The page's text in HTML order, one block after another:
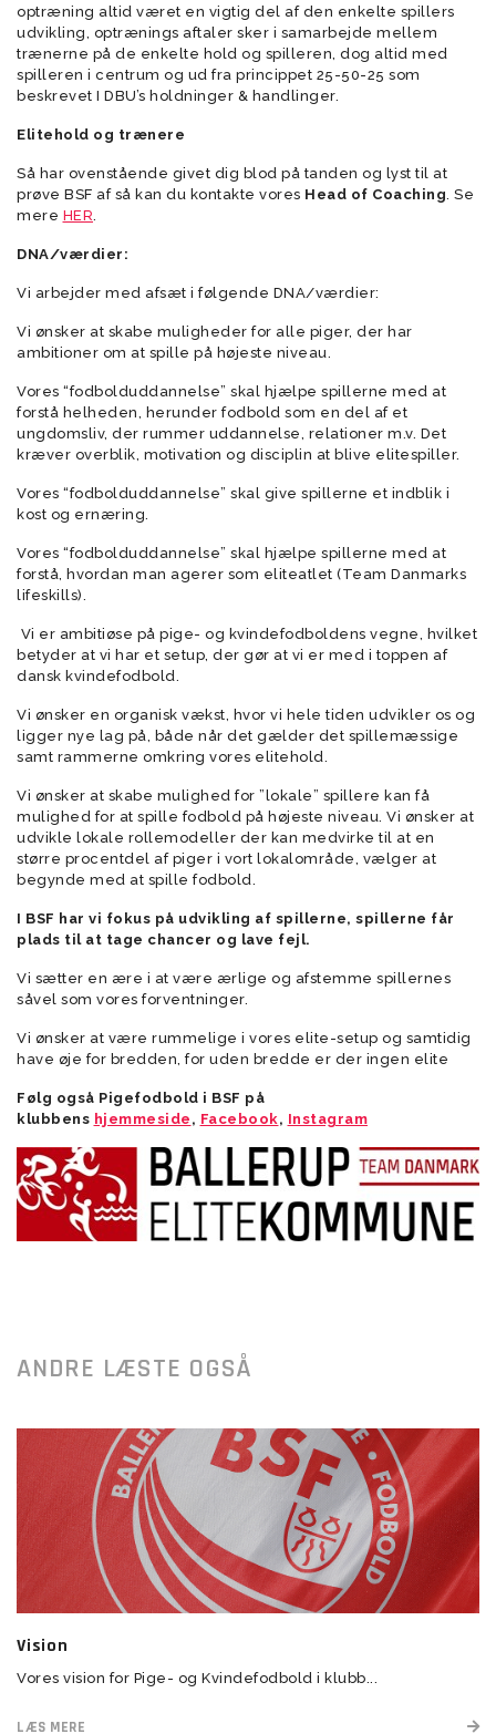
optræning altid været en vigtig del af den enkelte spillers
udvikling, optrænings aftaler sker i samarbejde mellem
trænerne på de enkelte hold og spilleren, dog altid med
spilleren i centrum og ud fra princippet 25-50-25 som
beskrevet I DBU’s holdninger & handlinger.
Elitehold og trænere
Så har ovenstående givet dig blod på tanden og lyst til at
prøve BSF af så kan du kontakte vores Head of Coaching. Se
mere HER.
DNA/værdier:
Vi arbejder med afsæt i følgende DNA/værdier:
Vi ønsker at skabe muligheder for alle piger, der har
ambitioner om at spille på højeste niveau.
Vores “fodbolduddannelse” skal hjælpe spillerne med at
forstå helheden, herunder fodbold som en del af et
ungdomsliv, der rummer uddannelse, relationer m.v. Det
kræver overblik, motivation og disciplin at blive elitespiller.
Vores “fodbolduddannelse” skal give spillerne et indblik i
kost og ernæring.
Vores “fodbolduddannelse” skal hjælpe spillerne med at
forstå, hvordan man agerer som eliteatlet (Team Danmarks
lifeskills).
Vi er ambitiøse på pige- og kvindefodboldens vegne, hvilket
betyder at vi har et setup, der gør at vi er med i toppen af
dansk kvindefodbold.
Vi ønsker en organisk vækst, hvor vi hele tiden udvikler os og
ligger nye lag på, både når det gælder det spillemæssige
samt rammerne omkring vores elitehold.
Vi ønsker at skabe mulighed for ”lokale” spillere kan få
mulighed for at spille fodbold på højeste niveau. Vi ønsker at
udvikle lokale rollemodeller der kan medvirke til at en
større procentdel af piger i vort lokalområde, vælger at
begynde med at spille fodbold.
I BSF har vi fokus på udvikling af spillerne, spillerne får
plads til at tage chancer og lave fejl.
Vi sætter en ære i at være ærlige og afstemme spillernes
såvel som vores forventninger.
Vi ønsker at være rummelige i vores elite-setup og samtidig
have øje for bredden, for uden bredde er der ingen elite
Følg også Pigefodbold i BSF på
klubbens hjemmeside , Facebook, Instagram
ANDRE LÆSTE OGSÅ
Vision
Vores vision for Pige- og Kvindefodbold i klubb...
LÆS MERE